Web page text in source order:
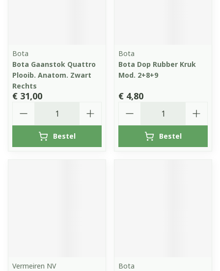
Bota
Bota Gaanstok Quattro
Plooib. Anatom. Zwart
Rechts
€ 31,00
Bestel
Bota
Bota Dop Rubber Kruk
Mod. 2+8+9
€ 4,80
Bestel
Vermeiren NV
Bota